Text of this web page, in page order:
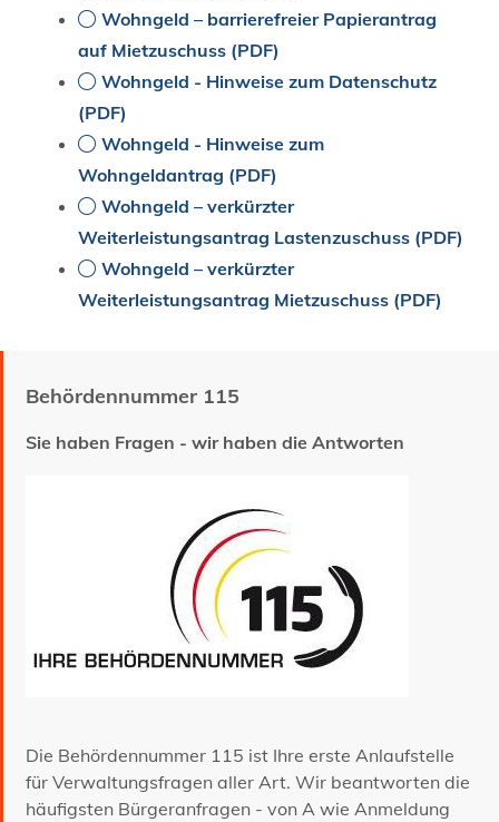
Wohngeld – barrierefreier Papierantrag
auf Mietzuschuss (PDF)
Wohngeld - Hinweise zum Datenschutz
(PDF)
Wohngeld - Hinweise zum
Wohngeldantrag (PDF)
Wohngeld – verkürzter
Weiterleistungsantrag Lastenzuschuss (PDF)
Wohngeld – verkürzter
Weiterleistungsantrag Mietzuschuss (PDF)
Behördennummer 115
Sie haben Fragen - wir haben die Antworten
Die Behördennummer 115 ist Ihre erste Anlaufstelle
für Verwaltungsfragen aller Art. Wir beantworten die
häufigsten Bürgeranfragen - von A wie Anmeldung